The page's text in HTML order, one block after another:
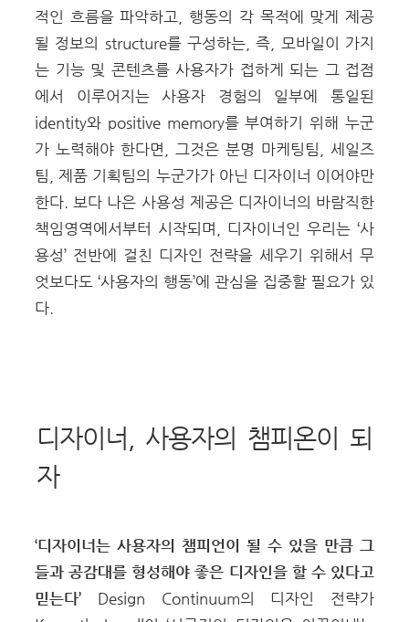
적인 흐름을 파악하고, 행동의 각 목적에 맞게 제공
될 정보의 structure를 구성하는, 즉, 모바일이 가지
는 기능 및 콘텐츠를 사용자가 접하게 되는 그 접점
에서 이루어지는 사용자 경험의 일부에 통일된
identity와 positive memory를 부여하기 위해 누군
가 노력해야 한다면, 그것은 분명 마케팅팀, 세일즈
팀, 제품 기획팀의 누군가가 아닌 디자이너 이어야만
한다. 보다 나은 사용성 제공은 디자이너의 바람직한
책임영역에서부터 시작되며, 디자이너인 우리는 ‘사
용성’ 전반에 걸친 디자인 전략을 세우기 위해서 무
엇보다도 ‘사용자의 행동’에 관심을 집중할 필요가 있
다.
디자이너, 사용자의 챔피온이 되
자
‘디자이너는 사용자의 챔피언이 될 수 있을 만큼 그
들과 공감대를 형성해야 좋은 디자인을 할 수 있다고
믿는다’ Design Continuum의 디자인 전략가